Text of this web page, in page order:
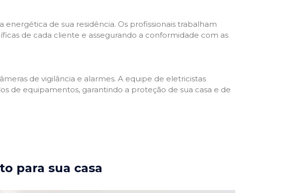
de sua residência. Os profissionais trabalham
de cada cliente e assegurando a conformidade com as
de vigilância e alarmes. A equipe de eletricistas
de equipamentos, garantindo a proteção de sua casa e de
para sua casa